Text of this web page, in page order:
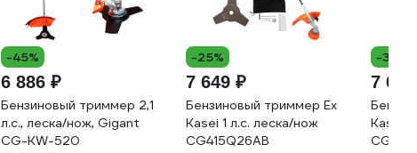
-45%
6 886 ₽
Бензиновый триммер 2,1
л.с., леска/нож, Gigant
CG-KW-520
-25%
7 649 ₽
Бензиновый триммер Ex
Kasei 1 л.с. леска/нож
CG415Q26AB
-30%
7
Kasei